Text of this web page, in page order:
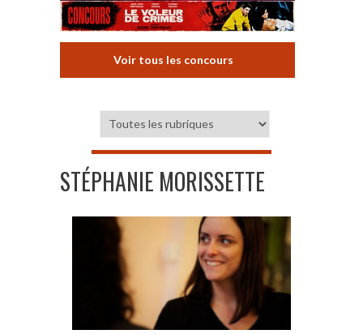
Voir tous les concours
STÉPHANIE MORISSETTE